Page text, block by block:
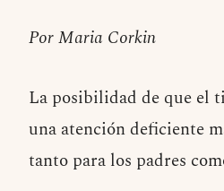
Por Maria Corkin
La posibilidad de que el
una atención deficiente
tanto para los padres